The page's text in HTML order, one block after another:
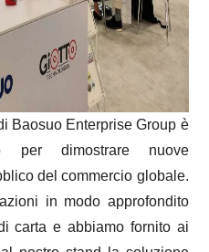
Baosuo Enterprise Group è
per dimostrare nuove
del commercio globale.
in modo approfondito
carta e abbiamo fornito ai